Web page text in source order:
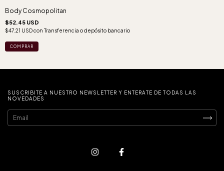
Body Cosmopolitan
$52.45 USD
$47.21 USDcon Transferencia o depósito bancario
COMPRAR
SUSCRIBITE A NUESTRO NEWSLETTER Y ENTERATE DE TODAS LAS
NOVEDADES